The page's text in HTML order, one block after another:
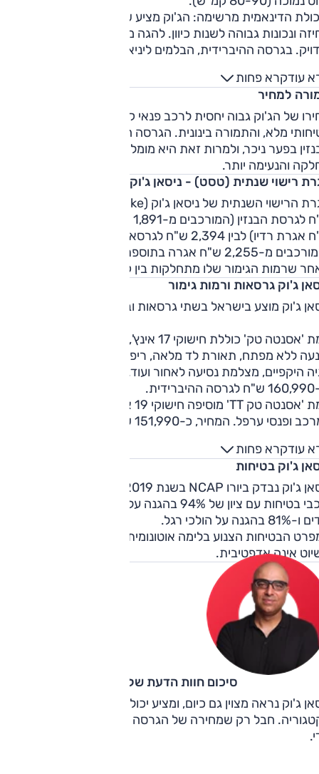
הדינאמית מרשימה: הג'וק מציע שליטה מצוינת במרכב,
ונכונות גבוהה לשנות כיוון. להגה משקל מצוין, והוא מהיר
בגרסה ההיברידית, הבלמים ליניארים וטבעיים מהמקובל.
עודקרא פחות
למחיר
של הג'וק גבוה יחסית לרכב פנאי קטן שאינו מציע אבזור
מלא, והתמורה בינונית. הגרסה ההיברידית יקרה מגרסת
בפער ניכר, ולמרות זאת היא מומלצת יותר בזכות יחידת
והנעימה יותר.
רישוי שנתית (טסט) - ניסאן ג'וק
ש"ח אגרת רדיו) לבין 2,394 ש"ח לגרסאות ההיברידיות
שרמות הגימור שלו מתחלקות בין קבוצות רישוי 3 ו-4.
ג'וק גרסאות ורמות גימור
ג'וק מוצע בישראל בשתי גרסאות ובשתי רמות גימור.
רמת 'אסנטה טק' כוללת חישוקי 17 אינץ', מערכת מולטימדיה,
ללא מפתח, תאורת לד מלאה, ריפוד בד משולב עור, חיישני
רמת 'אסנטה טק TT' מוסיפה חישוקי 19 אינץ', צביעה דו-גוונית
עודקרא פחות
ג'וק בטיחות
בהגנה על הולכי רגל.
הבטיחות הצנוע בלימה אוטונומית ותיקון סטייה מנתיב,
אינה אדפטיבית.
סיכום חוות הדעת של קינן כהן
ג'וק נראה מצוין גם כיום, ומציע יכולות נאות ביחס למקובל
חבל רק שמחירה של הגרסה ההיברידית העדיפה גבוה